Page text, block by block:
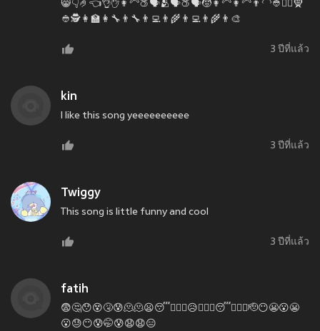
😸👇🤌👈👌✋👩‍🦳🍑🗣️🫂🗣️🍑🗣️🧒👩‍🦳👩‍🦳👨‍🦲👲👷‍♀️🧕
👲🕵👩‍🏫👩‍🔧👨‍🔧👨‍💻👨‍🌾👨‍💻👨‍🌾👨‍🎨
3 ปีที่แล้ว
kin
I like this song yeeeeeeeeee
3 ปีที่แล้ว
Twiggy
This song is little funny and cool
3 ปีที่แล้ว
fatih
😨🤔😯😵🤧😰🫠🫠😦😴😵‍💫🤧😥🤭🤥🤤😴😵‍💫🤗🫡😶😬😮😬
😮😓😶😰🤭😰😧😧😑